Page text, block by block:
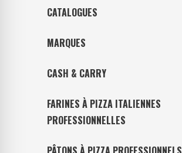
CATALOGUES
MARQUES
CASH & CARRY
FARINES À PIZZA ITALIENNES
PROFESSIONNELLES